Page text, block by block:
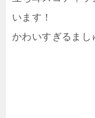
います！
かわいすぎるまし